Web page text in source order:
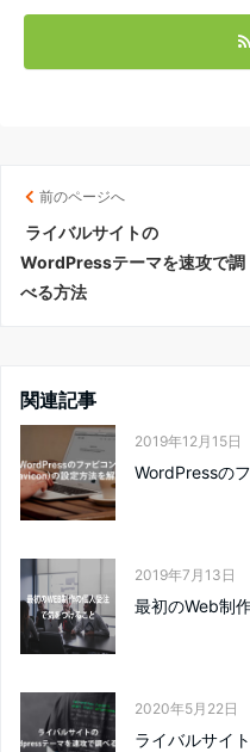
前のページへ
ライバルサイトの
WordPressテーマを速攻で調
べる方法
関連記事
2019年12月15日
WordPressの
2019年7月13日
最初のWeb制
2020年5月22日
ライバルサイ